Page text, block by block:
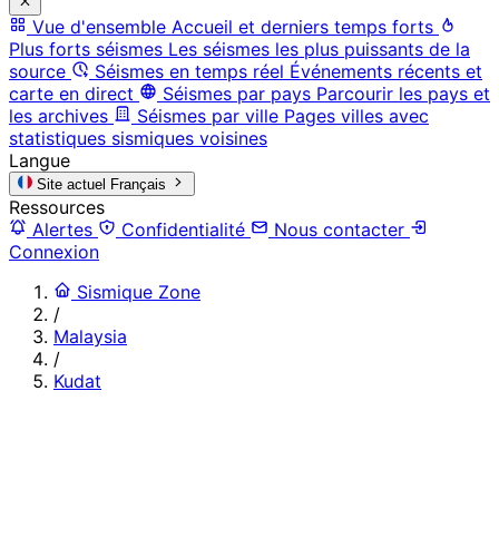
Vue d'ensemble Accueil et derniers temps forts
Plus forts séismes Les séismes les plus puissants de la
source
Séismes en temps réel Événements récents et
carte en direct
Séismes par pays Parcourir les pays et
les archives
Séismes par ville Pages villes avec
statistiques sismiques voisines
Langue
Site actuel Français
Ressources
Alertes
Confidentialité
Nous contacter
Connexion
Sismique Zone
/
Malaysia
/
Kudat